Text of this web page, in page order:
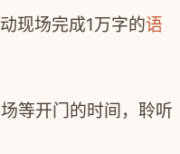
现场完成1万字的语
等开门的时间，聆听